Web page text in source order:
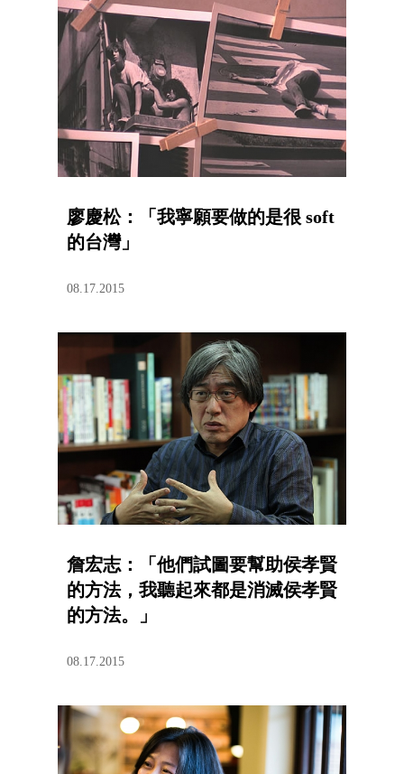
廖慶松：「我寧願要做的是很 soft
的台灣」
08.17.2015
詹宏志：「他們試圖要幫助侯孝賢
的方法，我聽起來都是消滅侯孝賢
的方法。」
08.17.2015